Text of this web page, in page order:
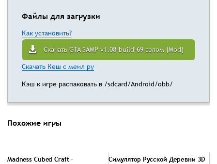
Файлы для загрузки
Как установить?
Скачать GTA SAMP v1.08-build-69 взлом (Mod)
Скачать Кеш с меил ру
Кэш к игре распаковать в /sdcard/Android/obb/
Похожие игры
Madness Cubed Craft - Симулятор Русской Деревни 3D